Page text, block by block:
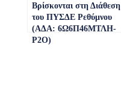
Βρίσκονται στη Διάθεση
του ΠΥΣΔΕ Ρεθύμνου
(ΑΔΑ: 6Ω6Π46ΜΤΛΗ-
Ρ2Ο)